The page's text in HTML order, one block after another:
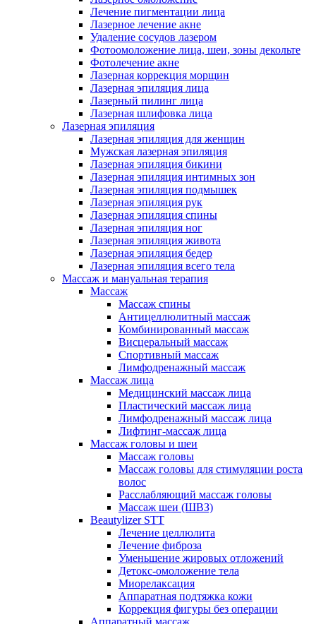
Лечение пигментации лица
Лазерное лечение акне
Удаление сосудов лазером
Фотоомоложение лица, шеи, зоны декольте
Фотолечение акне
Лазерная коррекция морщин
Лазерная эпиляция лица
Лазерный пилинг лица
Лазерная шлифовка лица
Лазерная эпиляция
Лазерная эпиляция для женщин
Мужская лазерная эпиляция
Лазерная эпиляция бикини
Лазерная эпиляция интимных зон
Лазерная эпиляция подмышек
Лазерная эпиляция рук
Лазерная эпиляция спины
Лазерная эпиляция ног
Лазерная эпиляция живота
Лазерная эпиляция бедер
Лазерная эпиляция всего тела
Массаж и мануальная терапия
Массаж
Массаж спины
Антицеллюлитный массаж
Комбинированный массаж
Висцеральный массаж
Спортивный массаж
Лимфодренажный массаж
Массаж лица
Медицинский массаж лица
Пластический массаж лица
Лимфодренажный массаж лица
Лифтинг-массаж лица
Массаж головы и шеи
Массаж головы
Массаж головы для стимуляции роста
волос
Расслабляющий массаж головы
Массаж шеи (ШВЗ)
Beautylizer STT
Лечение целлюлита
Лечение фиброза
Уменьшение жировых отложений
Детокс-омоложение тела
Миорелаксация
Аппаратная подтяжка кожи
Коррекция фигуры без операции
Аппаратный массаж